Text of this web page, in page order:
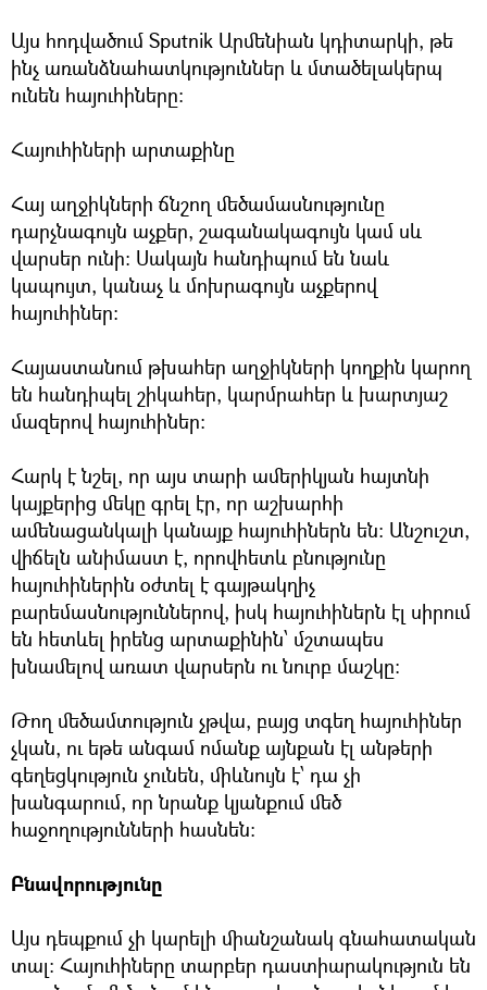
Այս հոդվածում Sputnik Արմենիան կդիտարկի, թե
ինչ առանձնահատկություններ և մտածելակերպ
ունեն հայուհիները:
Հայուհիների արտաքինը
Հայ աղջիկների ճնշող մեծամասնությունը
դարչնագույն աչքեր, շագանակագույն կամ սև
վարսեր ունի: Սակայն հանդիպում են նաև
կապույտ, կանաչ և մոխրագույն աչքերով
հայուհիներ:
Հայաստանում թխահեր աղջիկների կողքին կարող
են հանդիպել շիկահեր, կարմրահեր և խարտյաշ
մազերով հայուհիներ:
Հարկ է նշել, որ այս տարի ամերիկյան հայտնի
կայքերից մեկը գրել էր, որ աշխարհի
ամենացանկալի կանայք հայուհիներն են: Անշուշտ,
վիճելն անիմաստ է, որովհետև բնությունը
հայուհիներին օժտել է գայթակղիչ
բարեմասնություններով, իսկ հայուհիներն էլ սիրում
են հետևել իրենց արտաքինին՝ մշտապես
խնամելով առատ վարսերն ու նուրբ մաշկը:
Թող մեծամտություն չթվա, բայց տգեղ հայուհիներ
չկան, ու եթե անգամ ոմանք այնքան էլ անթերի
գեղեցկություն չունեն, միևնույն է՝ դա չի
խանգարում, որ նրանք կյանքում մեծ
հաջողությունների հասնեն:
Բնավորությունը
Այս դեպքում չի կարելի միանշանակ գնահատական
տալ: Հայուհիները տարբեր դաստիարակություն են